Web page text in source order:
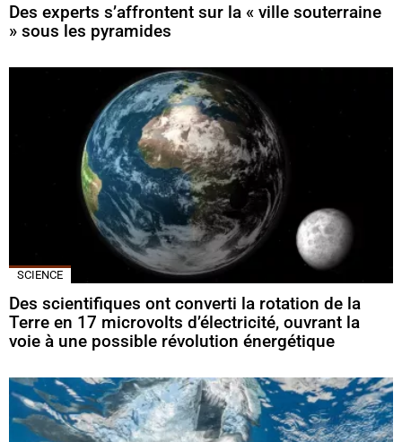
Des experts s’affrontent sur la « ville souterraine
» sous les pyramides
SCIENCE
Des scientifiques ont converti la rotation de la
Terre en 17 microvolts d’électricité, ouvrant la
voie à une possible révolution énergétique